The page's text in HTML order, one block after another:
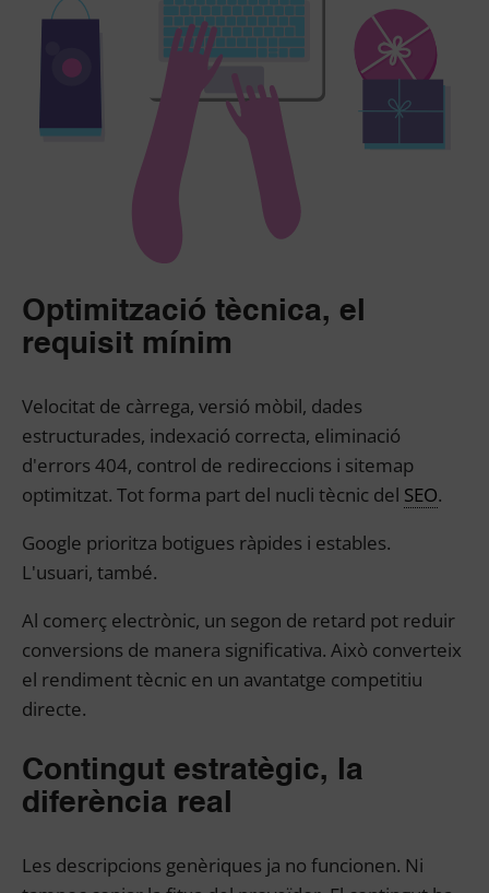
Optimització tècnica, el
requisit mínim
Velocitat de càrrega, versió mòbil, dades
estructurades, indexació correcta, eliminació
d'errors 404, control de redireccions i sitemap
optimitzat. Tot forma part del nucli tècnic del SEO.
Google prioritza botigues ràpides i estables.
L'usuari, també.
Al comerç electrònic, un segon de retard pot reduir
conversions de manera significativa. Això converteix
el rendiment tècnic en un avantatge competitiu
directe.
Contingut estratègic, la
diferència real
Les descripcions genèriques ja no funcionen. Ni